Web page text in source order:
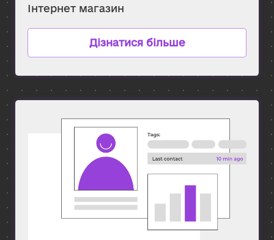
Інтернет магазин
Дізнатися більше